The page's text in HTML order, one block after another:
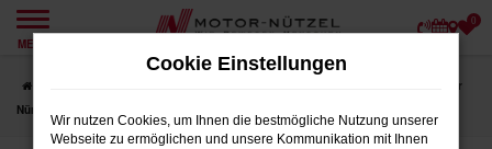
Zum
springen
MENÜ
0
Škoda Jahreswagen für
Nürnberg bei Motor-Nützel
Cookie Einstellungen
Wir nutzen Cookies, um Ihnen die bestmögliche Nutzung unserer
Webseite zu ermöglichen und unsere Kommunikation mit Ihnen